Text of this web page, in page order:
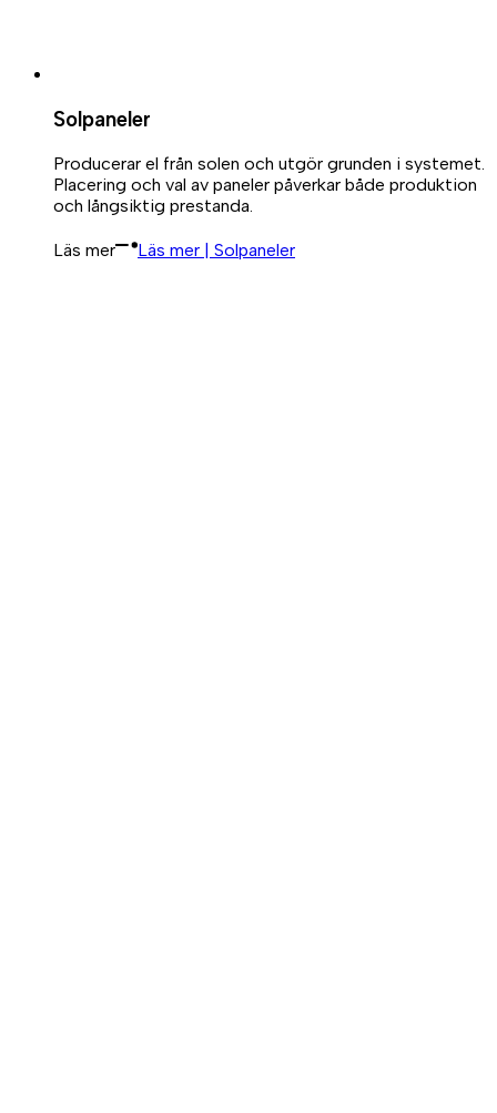
Solpaneler
Producerar el från solen och utgör grunden i systemet.
Placering och val av paneler påverkar både produktion
och långsiktig prestanda.
Läs mer Läs mer | Solpaneler